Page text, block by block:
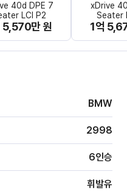
40d DPE 7
LCI P2
5,570만 원
xDrive
Seater
1억
BMW
2998
6인승
휘발유